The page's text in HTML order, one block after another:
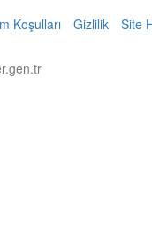
Koşulları Gizlilik Site